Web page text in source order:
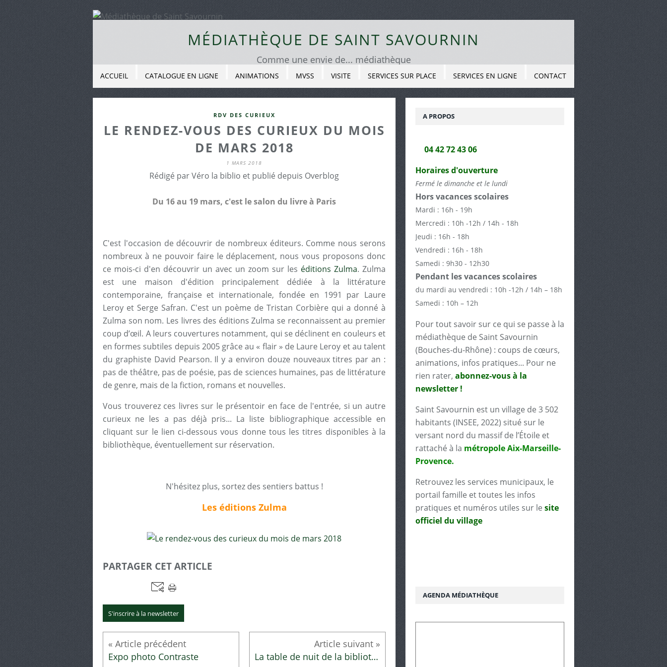
MÉDIATHÈQUE DE SAINT SAVOURNIN
Comme une envie de... médiathèque
ACCUEIL CATALOGUE EN LIGNE ANIMATIONS MVSS VISITE SERVICES SUR PLACE SERVICES EN LIGNE CONTACT
RDV DES CURIEUX
LE RENDEZ-VOUS DES CURIEUX DU MOIS
DE MARS 2018
1 MARS 2018
Rédigé par Véro la biblio et publié depuis Overblog
Du 16 au 19 mars, c'est le salon du livre à Paris
C'est l'occasion de découvrir de nombreux éditeurs. Comme nous serons
nombreux à ne pouvoir faire le déplacement, nous vous proposons donc
ce mois-ci d'en découvrir un avec un zoom sur les éditions Zulma. Zulma
est une maison d'édition principalement dédiée à la littérature
contemporaine, française et internationale, fondée en 1991 par Laure
Leroy et Serge Safran. C'est un poème de Tristan Corbière qui a donné à
Zulma son nom. Les livres des éditions Zulma se reconnaissent au premier
coup d’œil. A leurs couvertures notamment, qui se déclinent en couleurs et
en formes subtiles depuis 2005 grâce au « flair » de Laure Leroy et au talent
du graphiste David Pearson. Il y a environ douze nouveaux titres par an :
pas de théâtre, pas de poésie, pas de sciences humaines, pas de littérature
de genre, mais de la fiction, romans et nouvelles.
Vous trouverez ces livres sur le présentoir en face de l'entrée, si un autre
curieux ne les a pas déjà pris... La liste bibliographique accessible en
cliquant sur le lien ci-dessous vous donne tous les titres disponibles à la
bibliothèque, éventuellement sur réservation.
N'hésitez plus, sortez des sentiers battus !
Les éditions Zulma
PARTAGER CET ARTICLE
S'inscrire à la newsletter
Expo photo Contraste La table de nuit de la bibliothécaire
A PROPOS
04 42 72 43 06
Horaires d'ouverture
Fermé le dimanche et le lundi
Hors vacances scolaires
Mardi : 16h - 19h
Mercredi : 10h -12h / 14h - 18h
Jeudi : 16h - 18h
Vendredi : 16h - 18h
Samedi : 9h30 - 12h30
Pendant les vacances scolaires
du mardi au vendredi : 10h -12h / 14h – 18h
Samedi : 10h – 12h
Pour tout savoir sur ce qui se passe à la
médiathèque de Saint Savournin
(Bouches-du-Rhône) : coups de cœurs,
animations, infos pratiques... Pour ne
rien rater, abonnez-vous à la
newsletter !
Saint Savournin est un village de 3 502
habitants (INSEE, 2022) situé sur le
versant nord du massif de l’Étoile et
rattaché à la métropole Aix-Marseille-
Provence.
Retrouvez les services municipaux, le
portail famille et toutes les infos
pratiques et numéros utiles sur le site
officiel du village
AGENDA MÉDIATHÈQUE